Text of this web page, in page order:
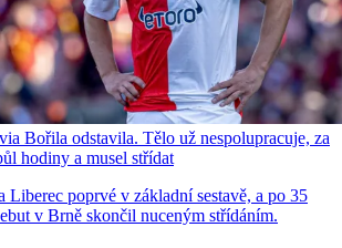
Bořila odstavila. Tělo už nespolupracuje, za
hodiny a musel střídat
Liberec poprvé v základní sestavě, a po 35
v Brně skončil nuceným střídáním.